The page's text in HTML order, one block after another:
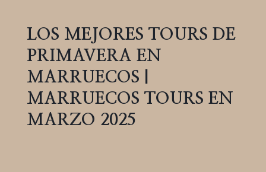
LOS MEJORES TOURS DE
PRIMAVERA EN
MARRUECOS |
MARRUECOS TOURS EN
MARZO 2025